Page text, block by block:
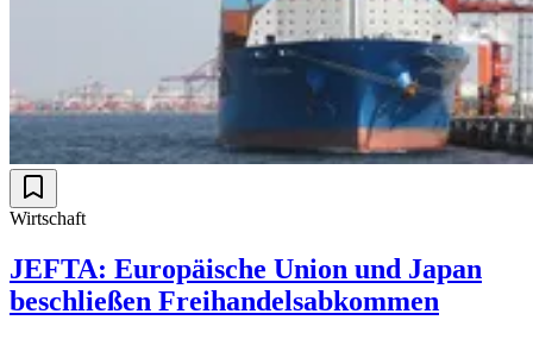
Wirtschaft
JEFTA: Europäische Union und Japan
beschließen Freihandelsabkommen